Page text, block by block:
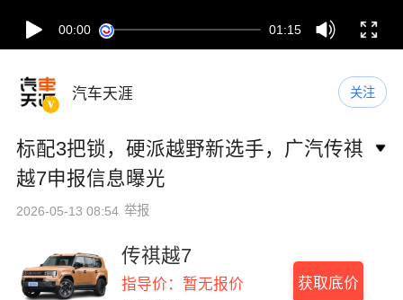
00:00 01:15
汽车天涯 关注
标配3把锁，硬派越野新选手，广汽传祺
越7申报信息曝光
2026-05-13 08:54 举报
传祺越7
指导价：暂无报价 获取底价